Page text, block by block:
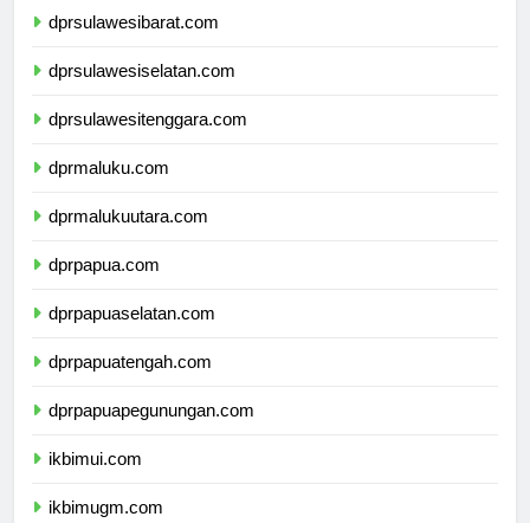
dprsulawesibarat.com
dprsulawesiselatan.com
dprsulawesitenggara.com
dprmaluku.com
dprmalukuutara.com
dprpapua.com
dprpapuaselatan.com
dprpapuatengah.com
dprpapuapegunungan.com
ikbimui.com
ikbimugm.com